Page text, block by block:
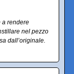
a rendere
nel pezzo
dall’originale.